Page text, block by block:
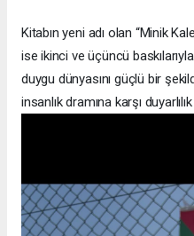
Kitabın yeni adı olan “Minik
ise ikinci ve üçüncü
duygu dünyasını güçlü bir
insanlık dramına karşı